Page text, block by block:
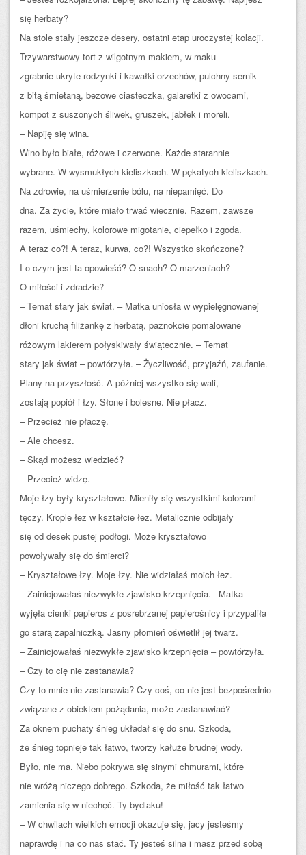
się herbaty?
Na stole stały jeszcze desery, ostatni etap uroczystej kolacji.
Trzywarstwowy tort z wilgotnym makiem, w maku
zgrabnie ukryte rodzynki i kawałki orzechów, pulchny sernik
z bitą śmietaną, bezowe ciasteczka, galaretki z owocami,
kompot z suszonych śliwek, gruszek, jabłek i moreli.
– Napiję się wina.
Wino było białe, różowe i czerwone. Każde starannie
wybrane. W wysmukłych kieliszkach. W pękatych kieliszkach.
Na zdrowie, na uśmierzenie bólu, na niepamięć. Do
dna. Za życie, które miało trwać wiecznie. Razem, zawsze
razem, uśmiechy, kolorowe migotanie, ciepełko i zgoda.
A teraz co?! A teraz, kurwa, co?! Wszystko skończone?
I o czym jest ta opowieść? O snach? O marzeniach?
O miłości i zdradzie?
– Temat stary jak świat. – Matka uniosła w wypielęgnowanej
dłoni kruchą filiżankę z herbatą, paznokcie pomalowane
różowym lakierem połyskiwały świątecznie. – Temat
stary jak świat – powtórzyła. – Życzliwość, przyjaźń, zaufanie.
Plany na przyszłość. A później wszystko się wali,
zostają popiół i łzy. Słone i bolesne. Nie płacz.
– Przecież nie płaczę.
– Ale chcesz.
– Skąd możesz wiedzieć?
– Przecież widzę.
Moje łzy były kryształowe. Mieniły się wszystkimi kolorami
tęczy. Krople łez w kształcie łez. Metalicznie odbijały
się od desek pustej podłogi. Może kryształowo
powoływały się do śmierci?
– Kryształowe łzy. Moje łzy. Nie widziałaś moich łez.
– Zainicjowałaś niezwykłe zjawisko krzepnięcia. –Matka
wyjęła cienki papieros z posrebrzanej papierośnicy i przypaliła
go starą zapalniczką. Jasny płomień oświetlił jej twarz.
– Zainicjowałaś niezwykłe zjawisko krzepnięcia – powtórzyła.
– Czy to cię nie zastanawia?
Czy to mnie nie zastanawia? Czy coś, co nie jest bezpośrednio
związane z obiektem pożądania, może zastanawiać?
Za oknem puchaty śnieg układał się do snu. Szkoda,
że śnieg topnieje tak łatwo, tworzy kałuże brudnej wody.
Było, nie ma. Niebo pokrywa się sinymi chmurami, które
nie wróżą niczego dobrego. Szkoda, że miłość tak łatwo
zamienia się w niechęć. Ty bydlaku!
– W chwilach wielkich emocji okazuje się, jacy jesteśmy
naprawdę i na co nas stać. Ty jesteś silna i masz przed sobą